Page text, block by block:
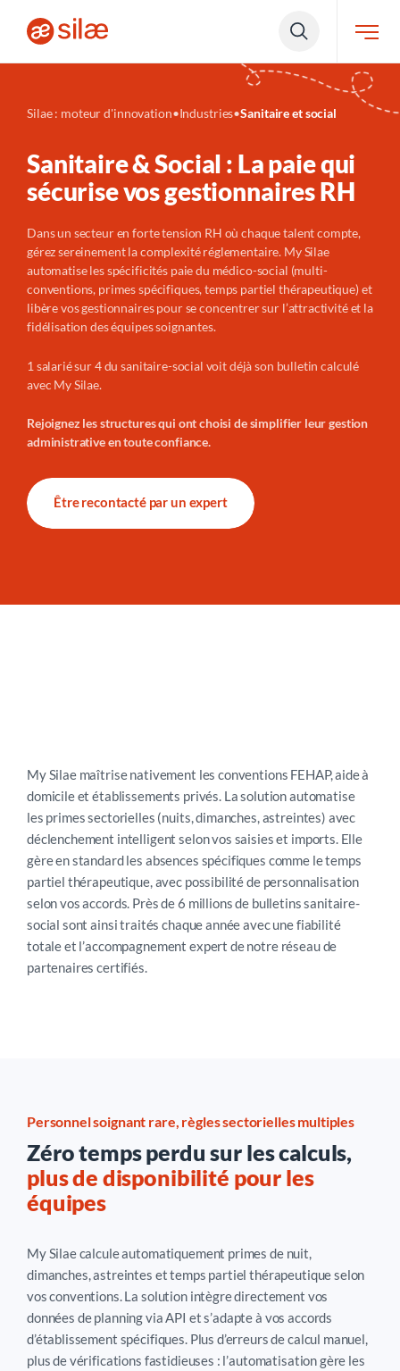
Silae : moteur d'innovation•Industries•Sanitaire et social
Sanitaire & Social : La paie qui
sécurise vos gestionnaires RH
Dans un secteur en forte tension RH où chaque talent compte,
gérez sereinement la complexité réglementaire. My Silae
automatise les spécificités paie du médico-social (multi-
conventions, primes spécifiques, temps partiel thérapeutique) et
libère vos gestionnaires pour se concentrer sur l’attractivité et la
fidélisation des équipes soignantes.
1 salarié sur 4 du sanitaire-social voit déjà son bulletin calculé
avec My Silae.
Rejoignez les structures qui ont choisi de simplifier leur gestion
administrative en toute confiance.
Être recontacté par un expert
My Silae maîtrise nativement les conventions FEHAP, aide à
domicile et établissements privés. La solution automatise
les primes sectorielles (nuits, dimanches, astreintes) avec
déclenchement intelligent selon vos saisies et imports. Elle
gère en standard les absences spécifiques comme le temps
partiel thérapeutique, avec possibilité de personnalisation
selon vos accords. Près de 6 millions de bulletins sanitaire-
social sont ainsi traités chaque année avec une fiabilité
totale et l’accompagnement expert de notre réseau de
partenaires certifiés.
Personnel soignant rare, règles sectorielles multiples
Zéro temps perdu sur les calculs,
plus de disponibilité pour les
équipes
My Silae calcule automatiquement primes de nuit,
dimanches, astreintes et temps partiel thérapeutique selon
vos conventions. La solution intègre directement vos
données de planning via API et s’adapte à vos accords
d’établissement spécifiques. Plus d’erreurs de calcul manuel,
plus de vérifications fastidieuses : l’automatisation gère les